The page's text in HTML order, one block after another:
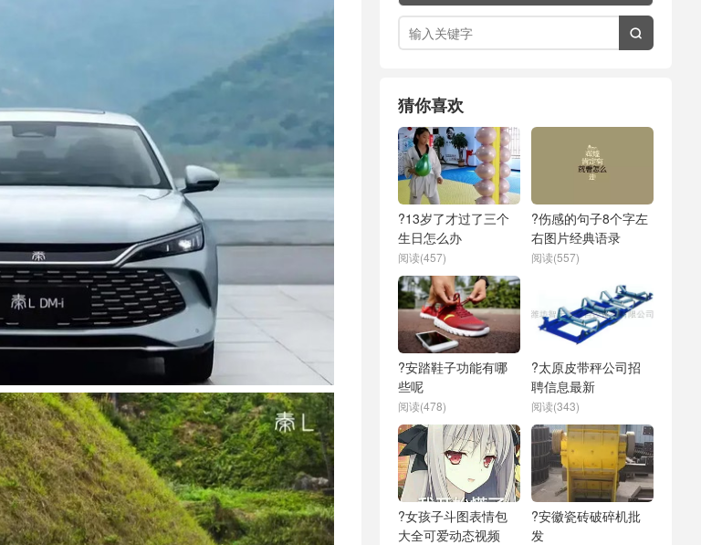

猜你喜欢
?13岁了才过了三个
生日怎么办
阅读(457)
?伤感的句子8个字左
右图片经典语录
阅读(557)
?安踏鞋子功能有哪
些呢
阅读(478)
?太原皮带秤公司招
聘信息最新
阅读(343)
?女孩子斗图表情包
大全可爱动态视频
?安徽瓷砖破碎机批
发